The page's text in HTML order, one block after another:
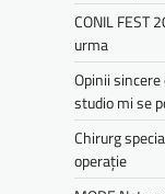
CONIL FEST
urma
Opinii
studio mi se
Chirurg
operație